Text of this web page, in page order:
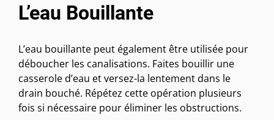
L’eau Bouillante
L’eau bouillante peut également être utilisée pour
déboucher les canalisations. Faites bouillir une
casserole d’eau et versez-la lentement dans le
drain bouché. Répétez cette opération plusieurs
fois si nécessaire pour éliminer les obstructions.